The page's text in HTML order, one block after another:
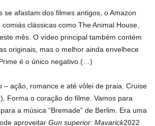
se afastam dos filmes antigos, o Amazon
clássicas como The Animal House,
mês. O vídeo principal também contém
originais, mas o melhor ainda envelhece
é o único negativo (…)
– ação, romance e até vôlei de praia. Cruise
), Forma o coração do filme. Vamos para
a música “Bremade” de Berlim. Era uma
aproveitar Gun superior: Mavarick2022